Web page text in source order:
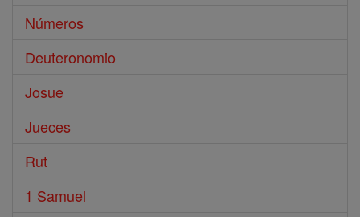
Números
Deuteronomio
Josue
Jueces
Rut
1 Samuel